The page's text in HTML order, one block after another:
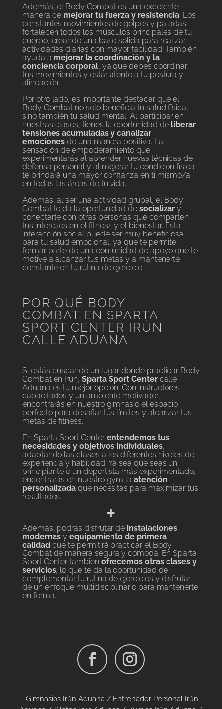
Además, el Body Combat es una excelente
manera de mejorar tu fuerza y resistencia. Los
constantes movimientos de golpes y patadas
fortalecen todos los músculos principales de tu
cuerpo, creando una base sólida para realizar
actividades diarias con mayor facilidad. También
ayuda a mejorar la coordinación y la
conciencia corporal, ya que debes coordinar
tus movimientos y estar atento a tu postura y
alineación.
Por otro lado, es importante destacar que el
Body Combat no solo beneficia tu salud física,
sino también tu salud mental. Al participar en
nuestras clases, tienes la oportunidad de liberar
tensiones acumuladas y canalizar
emociones de una manera positiva. La
sensación de empoderamiento que
experimentarás al aprender nuevas técnicas de
defensa personal y al mejorar tu condición física
te brindará una mayor confianza en ti mismo/a
en todas las áreas de tu vida.
Además, al ser una actividad grupal, el Body
Combat te da la oportunidad de socializar y
conectarte con otras personas que comparten
tus intereses en el fitness y el bienestar. Esta
interacción social puede ser muy beneficiosa
para tu salud emocional, ya que te permite
formar parte de una comunidad de apoyo que te
motive a alcanzar tus metas y a mantenerte
constante en tu rutina de ejercicio.
POR QUÉ BODY
COMBAT EN SPARTA
SPORT CENTER IRÚN
CALLE ADUANA
Si estás buscando un lugar donde practicar Body
Combat en Irún, Sparta Sport Center calle
Aduana es tu mejor opción. Con instructores
capacitados y un ambiente motivador,
encontrarás en nuestro gimnasio el espacio
perfecto para desafiar tus límites y alcanzar tus
metas de fitness.
En Sparta Sport Center entendemos tus
necesidades y objetivos individuales,
adaptando las clases a los diferentes niveles de
experiencia y habilidad. Ya sea que seas un
principiante o un deportista más experimentado,
encontrarás en nuestro gym la atención
personalizada que necesitas para maximizar tus
resultados.
+
Además, podrás disfrutar de instalaciones
modernasy equipamiento de primera
calidadque te permitirá practicar el Body
Combat de manera segura y cómoda. En Sparta
Sport Center también ofrecemos otras clases y
servicios, lo que te da la oportunidad de
complementar tu rutina de ejercicios y disfrutar
de un enfoque multidisciplinario para mantenerte
en forma.
Gimnasios Irún Aduana / Entrenador Personal Irún